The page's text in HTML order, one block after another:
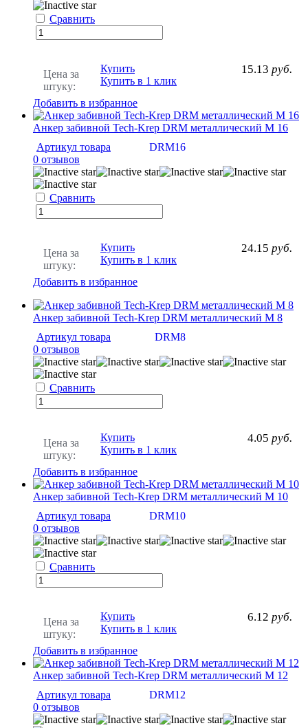
Сравнить
Цена за
штуку:
15.13 руб.
Купить
Купить в 1 клик
Добавить в избранное
Анкер забивной Tech-Krep DRM металлический М 16
Артикул товара
DRM16
0 отзывов
Сравнить
Цена за
штуку:
24.15 руб.
Купить
Купить в 1 клик
Добавить в избранное
Анкер забивной Tech-Krep DRM металлический М 8
Артикул товара
DRM8
0 отзывов
Сравнить
Цена за
штуку:
4.05 руб.
Купить
Купить в 1 клик
Добавить в избранное
Анкер забивной Tech-Krep DRM металлический М 10
Артикул товара
DRM10
0 отзывов
Сравнить
Цена за
штуку:
6.12 руб.
Купить
Купить в 1 клик
Добавить в избранное
Анкер забивной Tech-Krep DRM металлический М 12
Артикул товара
DRM12
0 отзывов